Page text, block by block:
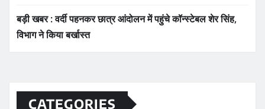
बड़ी खबर : वर्दी पहनकर छात्र आंदोलन में पहुंचे कॉन्स्टेबल शेर सिंह,
विभाग ने किया बर्खास्त
CATEGORIES